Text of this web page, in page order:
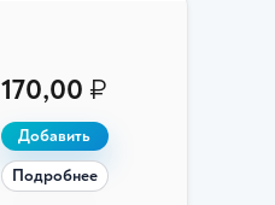
170,00 ₽
Добавить
Подробнее